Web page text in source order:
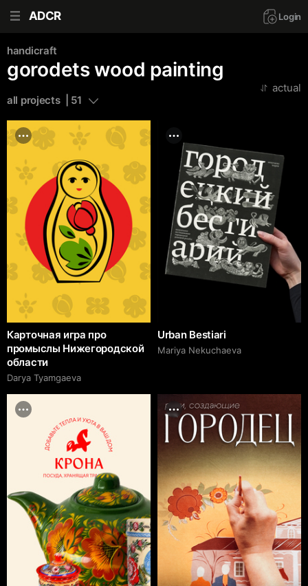
ADCR Login
handicraft
gorodets wood painting
all projects  | 51
actual
Карточная игра про
промыслы Нижегородской
области
Darya Tyamgaeva
Urban Bestiari
Mariya Nekuchaeva